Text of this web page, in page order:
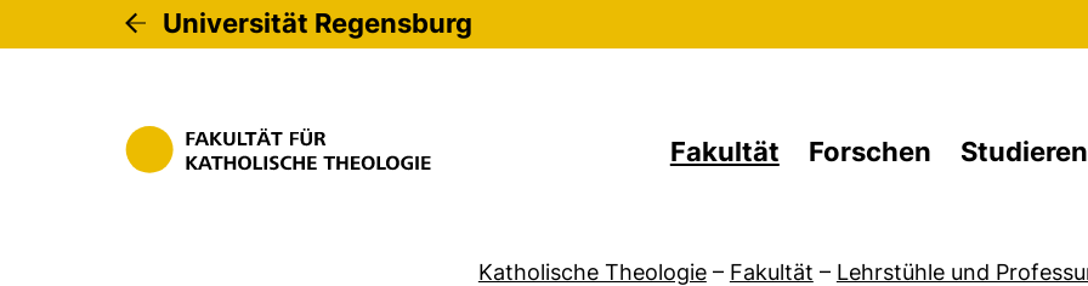
Universität Regensburg
Fakultät Forschen Studieren
Katholische Theologie – Fakultät – Lehrstühle und